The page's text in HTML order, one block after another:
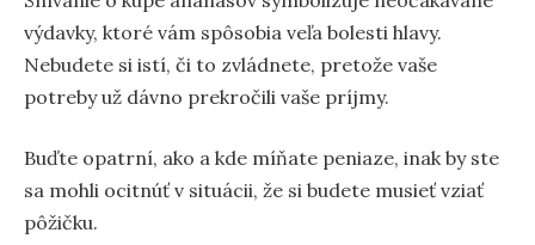
výdavky, ktoré vám spôsobia veľa bolesti hlavy.
Nebudete si istí, či to zvládnete, pretože vaše
potreby už dávno prekročili vaše príjmy.
Buďte opatrní, ako a kde míňate peniaze, inak by ste
sa mohli ocitnúť v situácii, že si budete musieť vziať
pôžičku.